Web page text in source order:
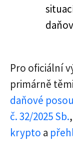
Pro oficiální
primárně
daňové
č. 32/2025 Sb.,
krypto a